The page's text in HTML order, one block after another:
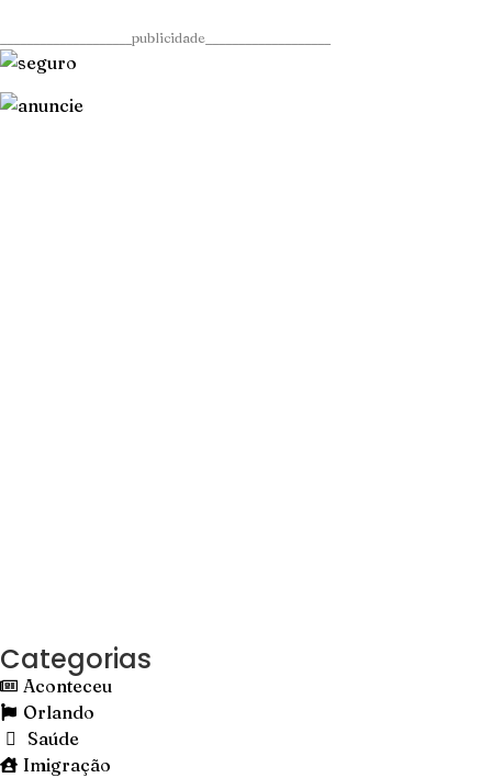
____________________publicidade___________________
Categorias
Aconteceu
Orlando
Saúde
Imigração